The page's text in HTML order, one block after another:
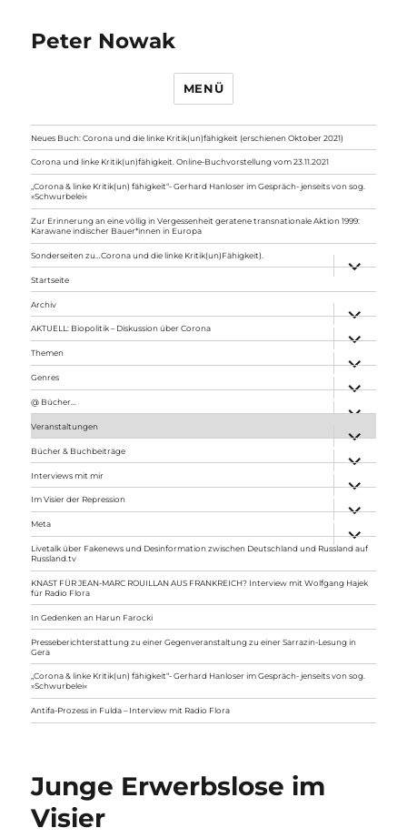
Peter Nowak
MENÜ
Neues Buch: Corona und die linke Kritik(un)fähigkeit (erschienen Oktober 2021)
Corona und linke Kritik(un)fähigkeit. Online-Buchvorstellung vom 23.11.2021
„Corona & linke Kritik(un) fähigkeit“- Gerhard Hanloser im Gespräch- jenseits von sog.
»Schwurbelei«
Zur Erinnerung an eine völlig in Vergessenheit geratene transnationale Aktion 1999:
Karawane indischer Bauer*innen in Europa
Sonderseiten zu…Corona und die linke Kritik(un)Fähigkeit).
anzeigen
Startseite
Archiv
anzeigen
AKTUELL: Biopolitik – Diskussion über Corona
anzeigen
Themen
anzeigen
Genres
anzeigen
@ Bücher…
Veranstaltungen
anzeigen
Bücher & Buchbeiträge
anzeigen
Interviews mit mir
anzeigen
Im Visier der Repression
anzeigen
Meta
anzeigen
Livetalk über Fakenews und Desinformation zwischen Deutschland und Russland auf
Russland.tv
KNAST FÜR JEAN-MARC ROUILLAN AUS FRANKREICH? Interview mit Wolfgang Hajek
für Radio Flora
In Gedenken an Harun Farocki
Presseberichterstattung zu einer Gegenveranstaltung zu einer Sarrazin-Lesung in
Gera
„Corona & linke Kritik(un) fähigkeit“- Gerhard Hanloser im Gespräch- jenseits von sog.
»Schwurbelei«
Antifa-Prozess in Fulda – Interview mit Radio Flora
Junge Erwerbslose im
Visier